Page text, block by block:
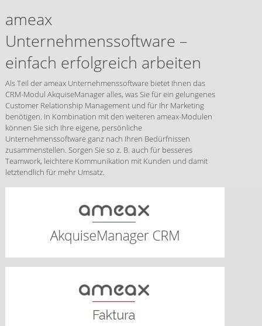
ameax
Unternehmenssoftware –
einfach erfolgreich arbeiten
Als Teil der ameax Unternehmenssoftware bietet Ihnen das
CRM-Modul AkquiseManager alles, was Sie für ein gelungenes
Customer Relationship Management und für Ihr Marketing
benötigen. In Kombination mit den weiteren ameax-Modulen
können Sie sich Ihre eigene, persönliche
Unternehmenssoftware ganz nach Ihren Bedürfnissen
zusammenstellen. Sorgen Sie so z. B. auch für besseres
Teamwork, leichtere Kommunikation mit Kunden und damit
letztendlich für mehr Umsatz.